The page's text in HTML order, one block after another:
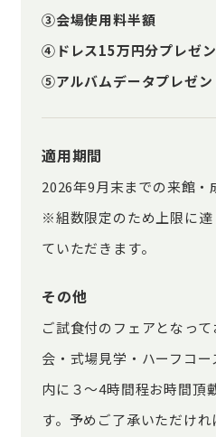
③会場使用料半額
④ドレス15万円分プレゼ
⑤アルバムデータプレゼン
適用期間
2026年9月末までの来館・
※組数限定のため上限に
ていただきます。
その他
ご試食付のフェアとなっ
会・式場見学・ハーフコ
内に３～4時間程お時間頂
す。予めご了承いただけれ